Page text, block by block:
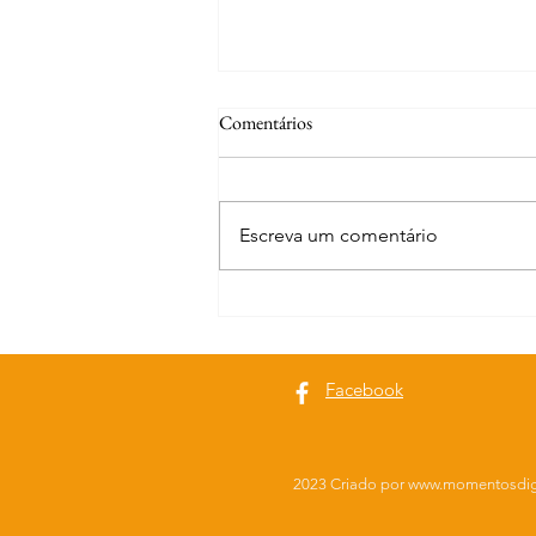
Comentários
Escreva um comentário
Facebook
2023 Criado por